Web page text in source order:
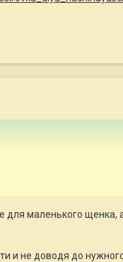
маленького щенка,
и не доводя до